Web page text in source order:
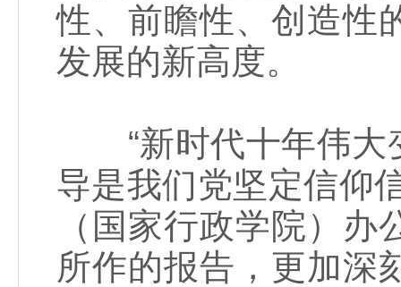
性、前瞻性、创造性
发展的新高度。
“新时代十年伟大
导是我们党坚定信仰
（国家行政学院）
所作的报告，更加深